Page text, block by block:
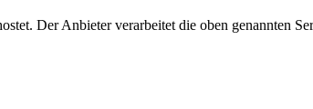
Der Anbieter verarbeitet die oben genannten